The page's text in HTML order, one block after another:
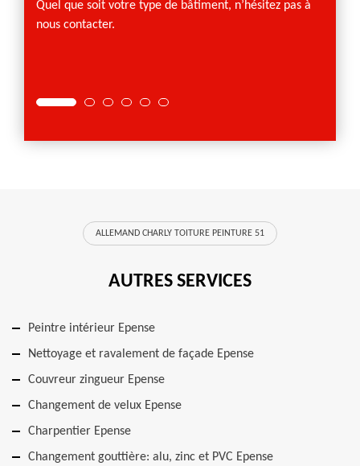
Quel que soit votre type de bâtiment, n’hésitez pas à
nous contacter.
ALLEMAND CHARLY TOITURE PEINTURE 51
AUTRES SERVICES
Peintre intérieur Epense
Nettoyage et ravalement de façade Epense
Couvreur zingueur Epense
Changement de velux Epense
Charpentier Epense
Changement gouttière: alu, zinc et PVC Epense